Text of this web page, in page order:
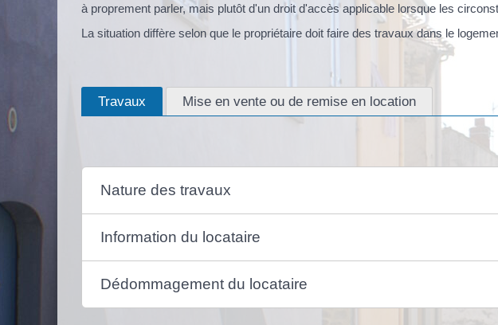
à proprement parler, mais plutôt d'un droit d'accès applicable lorsque les
La situation diffère selon que le propriétaire doit faire des travaux dans le
Travaux Mise en vente ou de remise en location
Nature des travaux
Information du locataire
Dédommagement du locataire